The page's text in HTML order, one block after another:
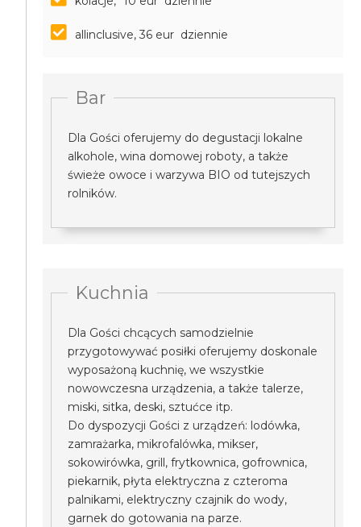
allinclusive, 36 eur dziennie
Bar
Dla Gości oferujemy do degustacji lokalne
alkohole, wina domowej roboty, a także
świeże owoce i warzywa BIO od tutejszych
rolników.
Kuchnia
Dla Gości chcących samodzielnie
przygotowywać posiłki oferujemy doskonale
wyposażoną kuchnię, we wszystkie
nowowczesna urządzenia, a także talerze,
miski, sitka, deski, sztućce itp.
Do dyspozycji Gości z urządzeń: lodówka,
zamrażarka, mikrofalówka, mikser,
sokowirówka, grill, frytkownica, gofrownica,
piekarnik, płyta elektryczna z czteroma
palnikami, elektryczny czajnik do wody,
garnek do gotowania na parze.